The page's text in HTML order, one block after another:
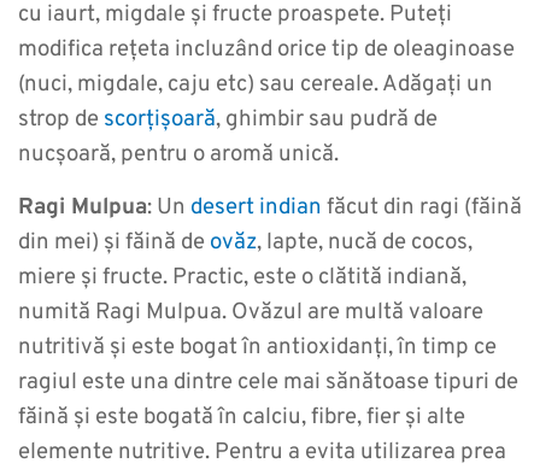
cu iaurt, migdale și fructe proaspete. Puteți
modifica rețeta incluzând orice tip de oleaginoase
(nuci, migdale, caju etc) sau cereale. Adăgați un
strop de scorțișoară, ghimbir sau pudră de
nucșoară, pentru o aromă unică.
Ragi Mulpua: Un desert indian făcut din ragi (făină
din mei) și făină de ovăz, lapte, nucă de cocos,
miere și fructe. Practic, este o clătită indiană,
numită Ragi Mulpua. Ovăzul are multă valoare
nutritivă și este bogat în antioxidanți, în timp ce
ragiul este una dintre cele mai sănătoase tipuri de
făină și este bogată în calciu, fibre, fier și alte
elemente nutritive. Pentru a evita utilizarea prea